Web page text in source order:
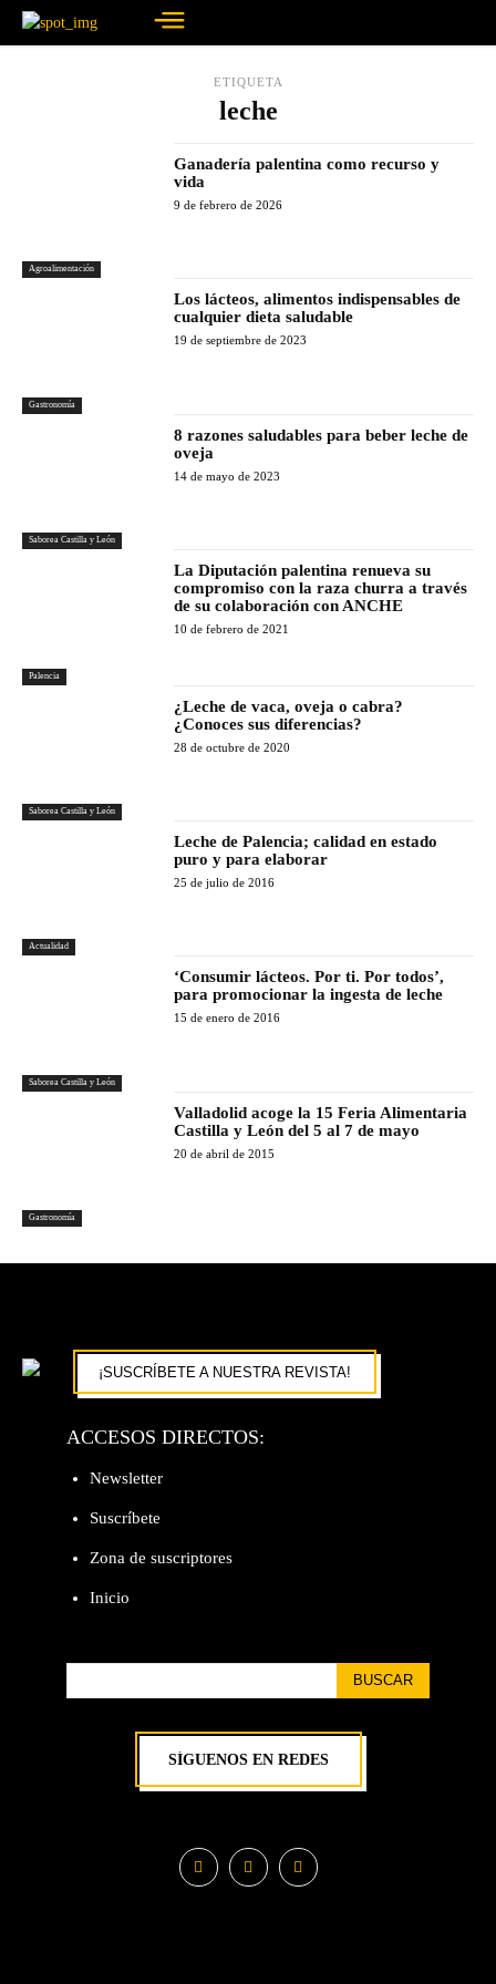
ETIQUETA
leche
Agroalimentación
Ganadería palentina como recurso y
vida
9 de febrero de 2026
Gastronomía
Los lácteos, alimentos indispensables de
cualquier dieta saludable
19 de septiembre de 2023
Saborea Castilla y León
8 razones saludables para beber leche de
oveja
14 de mayo de 2023
Palencia
La Diputación palentina renueva su
compromiso con la raza churra a través
de su colaboración con ANCHE
10 de febrero de 2021
Saborea Castilla y León
¿Leche de vaca, oveja o cabra?
¿Conoces sus diferencias?
28 de octubre de 2020
Actualidad
Leche de Palencia; calidad en estado
puro y para elaborar
25 de julio de 2016
Saborea Castilla y León
‘Consumir lácteos. Por ti. Por todos’,
para promocionar la ingesta de leche
15 de enero de 2016
Gastronomía
Valladolid acoge la 15 Feria Alimentaria
Castilla y León del 5 al 7 de mayo
20 de abril de 2015
¡SUSCRÍBETE A NUESTRA REVISTA!
ACCESOS DIRECTOS:
Newsletter
Suscríbete
Zona de suscriptores
Inicio
BUSCAR
SÍGUENOS EN REDES